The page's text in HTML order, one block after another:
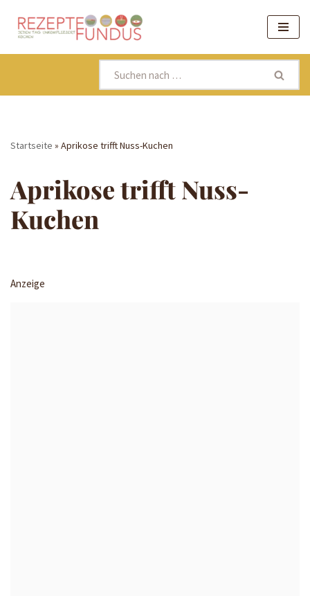
Zum
Inhalt
Startseite » Aprikose trifft Nuss-Kuchen
Aprikose trifft Nuss-
Kuchen
Anzeige